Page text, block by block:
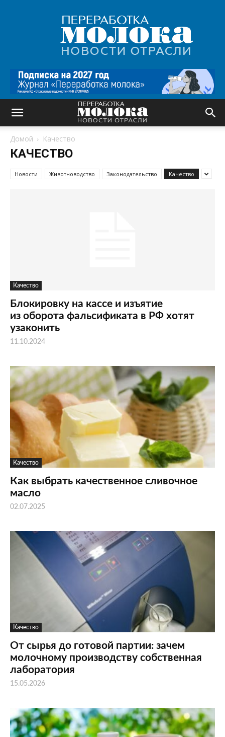
Переработка
молока
|
Новости
Домой Качество
КАЧЕСТВО
Новости Животноводство Законодательство Качество
Качество
Блокировку на кассе и изъятие
из оборота фальсификата в РФ хотят
узаконить
11.10.2024
Качество
Как выбрать качественное сливочное
масло
02.07.2025
Качество
От сырья до готовой партии: зачем
молочному производству собственная
лаборатория
15.05.2026